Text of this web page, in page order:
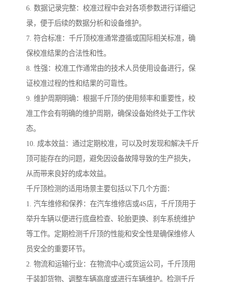
6. 数据记录完整：校准过程中会对各项参数进行详细记
录，便于后续的数据分析和设备维护。
7. 符合标准：千斤顶校准通常遵循或国际相关标准，确
保校准结果的合法性和性。
8. 性强：校准工作通常由的技术人员使用设备进行，保
证校准过程的性和结果的可靠性。
9. 维护周期明确：根据千斤顶的使用频率和重要性，校
准工作会有明确的维护周期，确保设备始终处于工作状
态。
10. 成本效益：通过定期校准，可以及时发现和解决千斤
顶可能存在的问题，避免因设备故障导致的生产损失，
从而带来良好的成本效益。
千斤顶检测的适用场景主要包括以下几个方面：
1. 汽车维修和保养：在汽车维修店或4S店，千斤顶用于
举升车辆以便进行底盘检查、轮胎更换、刹车系统维护
等工作。定期检测千斤顶的性能和安全性是确保维修人
员安全的重要环节。
2. 物流和运输行业：在物流中心或货运公司，千斤顶用
于装卸货物、调整车辆高度或进行车辆维护。检测千斤